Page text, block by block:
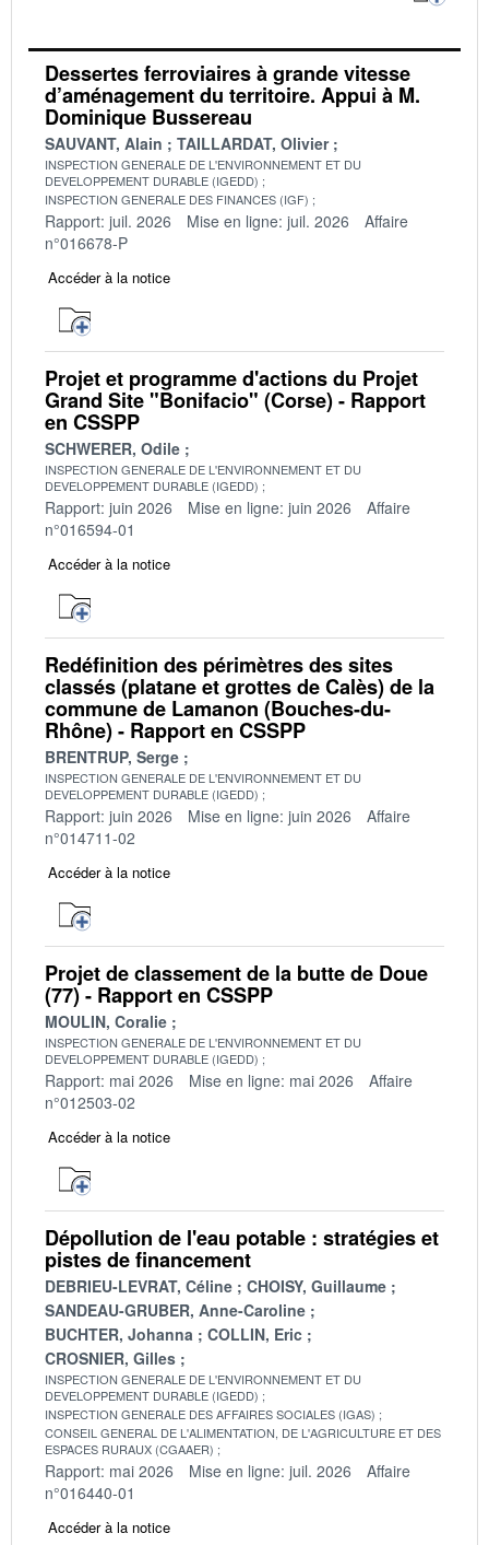
Dessertes ferroviaires à grande vitesse
d’aménagement du territoire. Appui à M.
Dominique Bussereau
SAUVANT, Alain TAILLARDAT, Olivier
INSPECTION GENERALE DE L'ENVIRONNEMENT ET DU
DEVELOPPEMENT DURABLE (IGEDD)
INSPECTION GENERALE DES FINANCES (IGF)
Rapport: juil. 2026 Mise en ligne: juil. 2026
Affaire
n°016678-P
Accéder à la notice
Projet et programme d'actions du Projet
Grand Site "Bonifacio" (Corse) - Rapport
en CSSPP
SCHWERER, Odile
INSPECTION GENERALE DE L'ENVIRONNEMENT ET DU
DEVELOPPEMENT DURABLE (IGEDD)
Rapport: juin 2026 Mise en ligne: juin 2026
Affaire
n°016594-01
Accéder à la notice
Redéfinition des périmètres des sites
classés (platane et grottes de Calès) de la
commune de Lamanon (Bouches-du-
Rhône) - Rapport en CSSPP
BRENTRUP, Serge
INSPECTION GENERALE DE L'ENVIRONNEMENT ET DU
DEVELOPPEMENT DURABLE (IGEDD)
Rapport: juin 2026 Mise en ligne: juin 2026
Affaire
n°014711-02
Accéder à la notice
Projet de classement de la butte de Doue
(77) - Rapport en CSSPP
MOULIN, Coralie
INSPECTION GENERALE DE L'ENVIRONNEMENT ET DU
DEVELOPPEMENT DURABLE (IGEDD)
Rapport: mai 2026 Mise en ligne: mai 2026
Affaire
n°012503-02
Accéder à la notice
Dépollution de l'eau potable : stratégies et
pistes de financement
DEBRIEU-LEVRAT, Céline
CHOISY, Guillaume
SANDEAU-GRUBER, Anne-Caroline
BUCHTER, Johanna
COLLIN, Eric
CROSNIER, Gilles
INSPECTION GENERALE DE L'ENVIRONNEMENT ET DU
DEVELOPPEMENT DURABLE (IGEDD)
INSPECTION GENERALE DES AFFAIRES SOCIALES (IGAS)
CONSEIL GENERAL DE L'ALIMENTATION, DE L'AGRICULTURE ET DES
ESPACES RURAUX (CGAAER)
Rapport: mai 2026 Mise en ligne: juil. 2026
Affaire
n°016440-01
Accéder à la notice